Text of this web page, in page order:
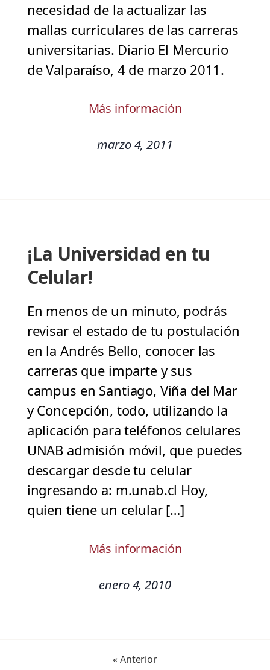
necesidad de la actualizar las
mallas curriculares de las carreras
universitarias. Diario El Mercurio
de Valparaíso, 4 de marzo 2011.
Más información
marzo 4, 2011
¡La Universidad en tu
Celular!
En menos de un minuto, podrás
revisar el estado de tu postulación
en la Andrés Bello, conocer las
carreras que imparte y sus
campus en Santiago, Viña del Mar
y Concepción, todo, utilizando la
aplicación para teléfonos celulares
UNAB admisión móvil, que puedes
descargar desde tu celular
ingresando a: m.unab.cl Hoy,
quien tiene un celular […]
Más información
enero 4, 2010
« Anterior